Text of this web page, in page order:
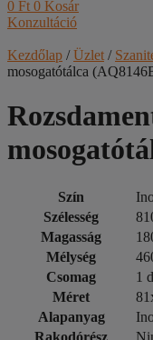
0 Ft 0 Kosár
Konzultáció
Kezdőlap /Üzlet /
mosogatótálca
Szín
Szélesség
Magasság
Mélység
Csomag
1
Méret
Alapanyag
Rakodórész